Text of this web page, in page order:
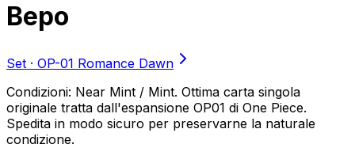
Bepo
Set · OP-01 Romance Dawn
Condizioni: Near Mint / Mint. Ottima carta singola
originale tratta dall'espansione OP01 di One Piece.
Spedita in modo sicuro per preservarne la naturale
condizione.